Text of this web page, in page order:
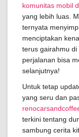
komunitas mobil
yang lebih luas.
ternyata
menciptakan
terus gairahmu
perjalanan bisa
selanjutnya!
Untuk tetap
yang seru dan
terkini tentang
sambung cerita